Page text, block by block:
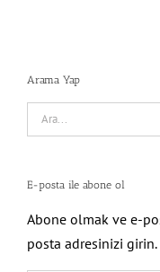
Arama Yap
Search
for:
E-posta ile abone ol
Abone olmak ve e-
posta adresinizi girin.